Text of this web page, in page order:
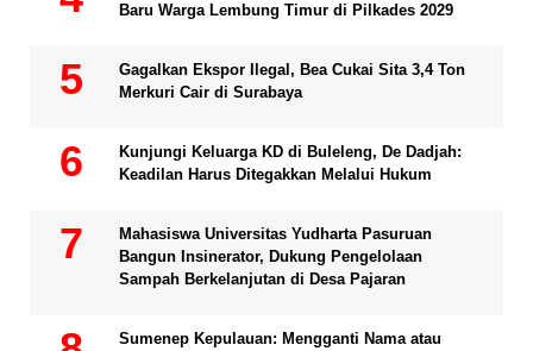
Baru Warga Lembung Timur di Pilkades 2029
Gagalkan Ekspor Ilegal, Bea Cukai Sita 3,4 Ton
Merkuri Cair di Surabaya
Kunjungi Keluarga KD di Buleleng, De Dadjah:
Keadilan Harus Ditegakkan Melalui Hukum
Mahasiswa Universitas Yudharta Pasuruan
Bangun Insinerator, Dukung Pengelolaan
Sampah Berkelanjutan di Desa Pajaran
Sumenep Kepulauan: Mengganti Nama atau